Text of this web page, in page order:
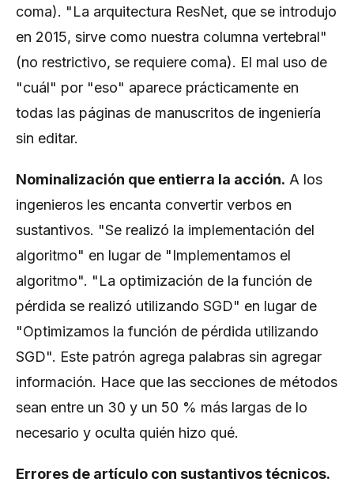
coma). "La arquitectura ResNet, que se introdujo
en 2015, sirve como nuestra columna vertebral"
(no restrictivo, se requiere coma). El mal uso de
"cuál" por "eso" aparece prácticamente en
todas las páginas de manuscritos de ingeniería
sin editar.
Nominalización que entierra la acción. A los
ingenieros les encanta convertir verbos en
sustantivos. "Se realizó la implementación del
algoritmo" en lugar de "Implementamos el
algoritmo". "La optimización de la función de
pérdida se realizó utilizando SGD" en lugar de
"Optimizamos la función de pérdida utilizando
SGD". Este patrón agrega palabras sin agregar
información. Hace que las secciones de métodos
sean entre un 30 y un 50 % más largas de lo
necesario y oculta quién hizo qué.
Errores de artículo con sustantivos técnicos.